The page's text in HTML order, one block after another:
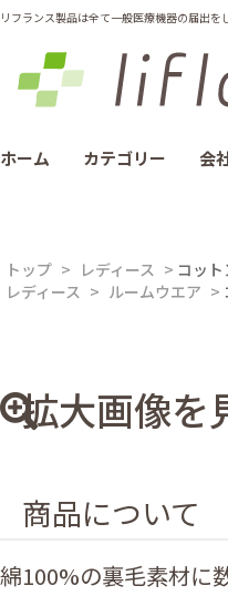
リフランス製品は全て一般医療機器の届出
ホーム カテゴリー 会
トップ > レディース > コッ
レディース > ルームウエア >
拡大画像を
商品について
綿100%の裏毛素材に